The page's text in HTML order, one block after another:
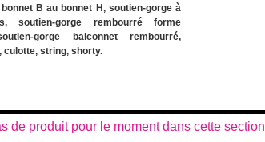
B au bonnet H, soutien-gorge à
soutien-gorge rembourré forme
gorge balconnetrembourré,
culotte, string, shorty.
de produit pour le moment dans cette section